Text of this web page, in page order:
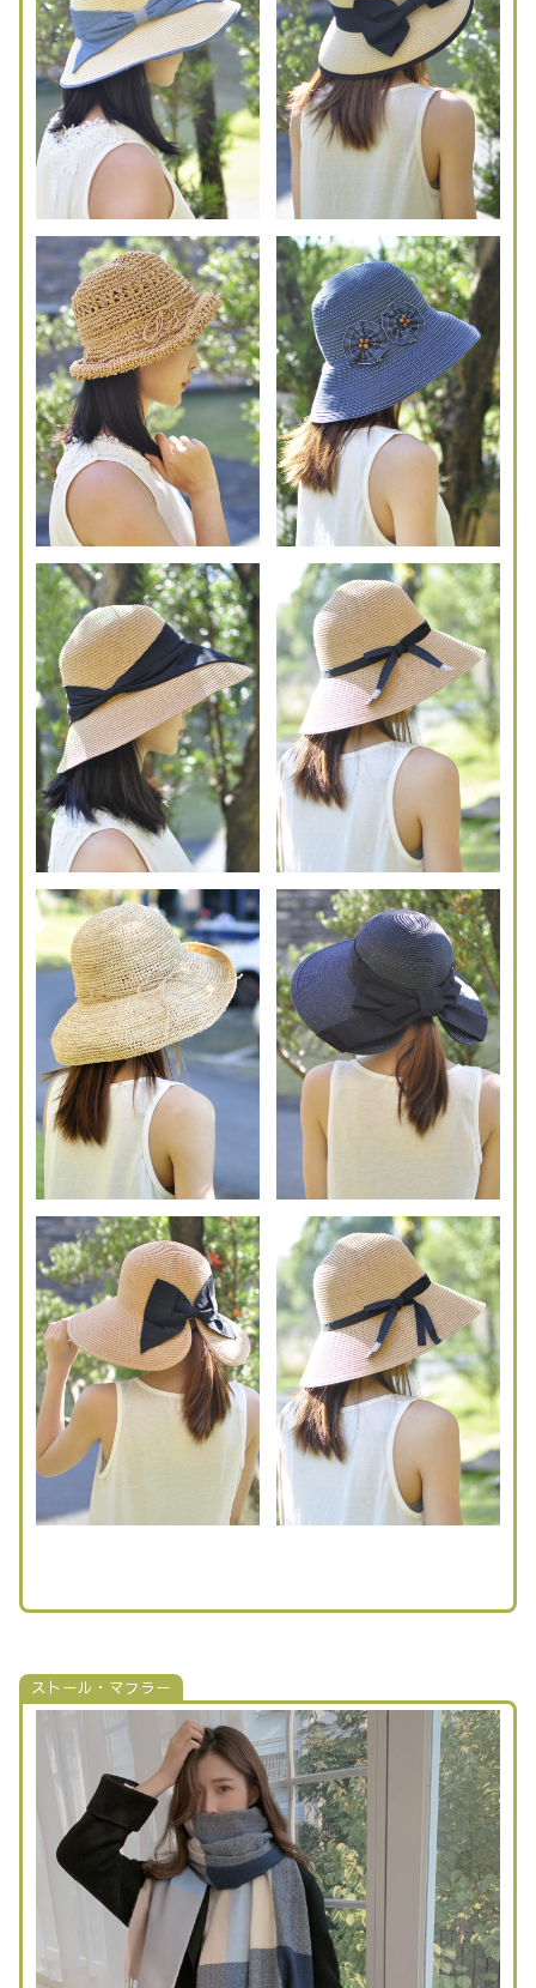
ストール・マフラー